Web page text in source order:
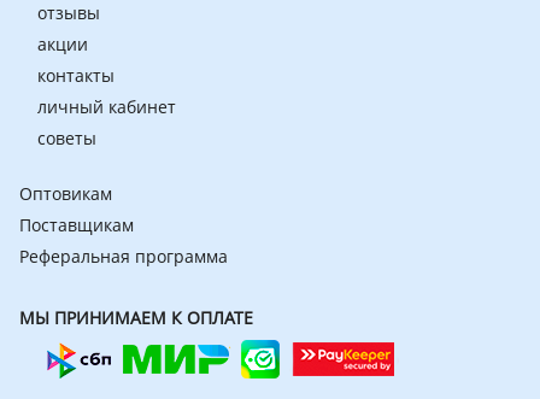
отзывы
акции
контакты
личный кабинет
советы
Оптовикам
Поставщикам
Реферальная программа
МЫ ПРИНИМАЕМ К ОПЛАТЕ